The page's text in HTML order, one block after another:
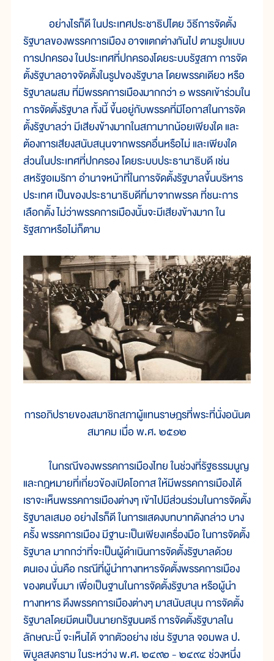
อย่างไรก็ดี ในประเทศประชาธิปไตย วิธีการจัดตั้ง
รัฐบาลของพรรคการเมือง อาจแตกต่างกันไป ตามรูปแบบ
การปกครอง ในประเทศที่ปกครองโดยระบบรัฐสภา การจัด
ตั้งรัฐบาลอาจจัดตั้งในรูปของรัฐบาล โดยพรรคเดียว หรือ
รัฐบาลผสม ที่มีพรรคการเมืองมากกว่า ๑ พรรคเข้าร่วมใน
การจัดตั้งรัฐบาล ทั้งนี้ ขึ้นอยู่กับพรรคที่มีโอกาสในการจัด
ตั้งรัฐบาลว่า มีเสียงข้างมากในสภามากน้อยเพียงใด และ
ต้องการเสียงสนับสนุนจากพรรคอื่นหรือไม่ และเพียงใด
ส่วนในประเทศที่ปกครอง โดยระบบประธานาธิบดี เช่น
สหรัฐอเมริกา อำนาจหน้าที่ในการจัดตั้งรัฐบาลขึ้นบริหาร
ประเทศ เป็นของประธานาธิบดีที่มาจากพรรค ที่ชนะการ
เลือกตั้ง ไม่ว่าพรรคการเมืองนั้นจะมีเสียงข้างมาก ใน
รัฐสภาหรือไม่ก็ตาม
การอภิปรายของสมาชิกสภาผู้แทนราษฎรที่พระที่นั่งอนันต
สมาคม เมื่อ พ.ศ. ๒๕๑๒
ในกรณีของพรรคการเมืองไทย ในช่วงที่รัฐธรรมนูญ
และกฎหมายที่เกี่ยวข้องเปิดโอกาส ให้มีพรรคการเมืองได้
เราจะเห็นพรรคการเมืองต่างๆ เข้าไปมีส่วนร่วมในการจัดตั้ง
รัฐบาลเสมอ อย่างไรก็ดี ในการแสดงบทบาทดังกล่าว บาง
ครั้ง พรรคการเมือง มีฐานะเป็นเพียงเครื่องมือ ในการจัดตั้ง
รัฐบาล มากกว่าที่จะเป็นผู้ดำเนินการจัดตั้งรัฐบาลด้วย
ตนเอง นั่นคือ กรณีที่ผู้นำทางทหารจัดตั้งพรรคการเมือง
ของตนขึ้นมา เพื่อเป็นฐานในการจัดตั้งรัฐบาล หรือผู้นำ
ทางทหาร ดึงพรรคการเมืองต่างๆ มาสนับสนุน การจัดตั้ง
รัฐบาลโดยมีตนเป็นนายกรัฐมนตรี การจัดตั้งรัฐบาลใน
ลักษณะนี้ จะเห็นได้ จากตัวอย่าง เช่น รัฐบาล จอมพล ป.
พิบูลสงคราม ในระหว่าง พ.ศ. ๒๔๙๒ - ๒๔๙๔ ช่วงหนึ่ง